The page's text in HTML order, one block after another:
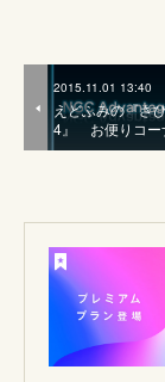
2015.11.01 13:40
えどふみの『さ
4』 お便りコー